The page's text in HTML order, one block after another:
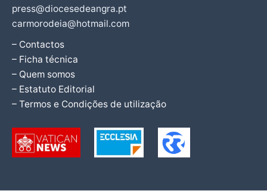
press@diocesedeangra.pt
carmorodeia@hotmail.com
– Contactos
– Ficha técnica
– Quem somos
– Estatuto Editorial
– Termos e Condições de utilização